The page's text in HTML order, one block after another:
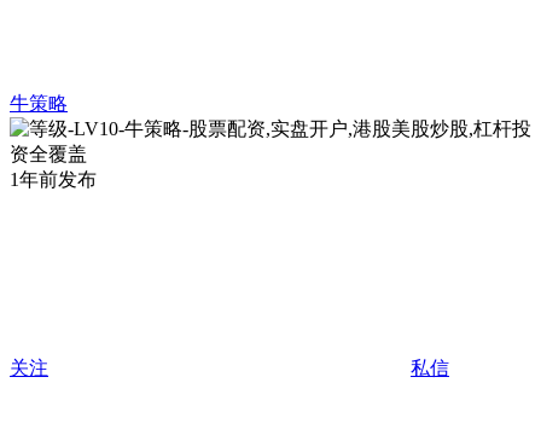
牛策略
1年前发布
关注 私信